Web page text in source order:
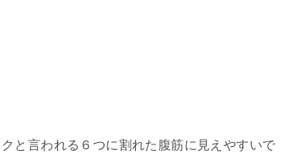
と言われる６つに割れた腹筋に見えやすいで